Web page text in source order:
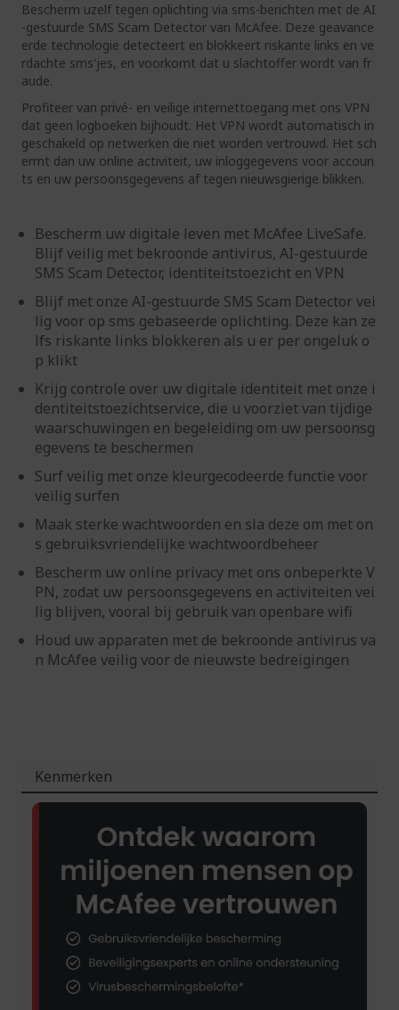
Bescherm uzelf tegen oplichting via sms-berichten met de AI
-gestuurde SMS Scam Detector van McAfee. Deze geavance
erde technologie detecteert en blokkeert riskante links en ve
rdachte sms'jes, en voorkomt dat u slachtoffer wordt van fr
aude.
Profiteer van privé- en veilige internettoegang met ons VPN
dat geen logboeken bijhoudt. Het VPN wordt automatisch in
geschakeld op netwerken die niet worden vertrouwd. Het sch
ermt dan uw online activiteit, uw inloggegevens voor accoun
ts en uw persoonsgegevens af tegen nieuwsgierige blikken.
Bescherm uw digitale leven met McAfee LiveSafe.
Blijf veilig met bekroonde antivirus, AI-gestuurde
SMS Scam Detector, identiteitstoezicht en VPN
Blijf met onze AI-gestuurde SMS Scam Detector vei
lig voor op sms gebaseerde oplichting. Deze kan ze
lfs riskante links blokkeren als u er per ongeluk o
p klikt
Krijg controle over uw digitale identiteit met onze i
dentiteitstoezichtservice, die u voorziet van tijdige
waarschuwingen en begeleiding om uw persoonsg
egevens te beschermen
Surf veilig met onze kleurgecodeerde functie voor
veilig surfen
Maak sterke wachtwoorden en sla deze om met on
s gebruiksvriendelijke wachtwoordbeheer
Bescherm uw online privacy met ons onbeperkte V
PN, zodat uw persoonsgegevens en activiteiten vei
lig blijven, vooral bij gebruik van openbare wifi
Houd uw apparaten met de bekroonde antivirus va
n McAfee veilig voor de nieuwste bedreigingen
Kenmerken